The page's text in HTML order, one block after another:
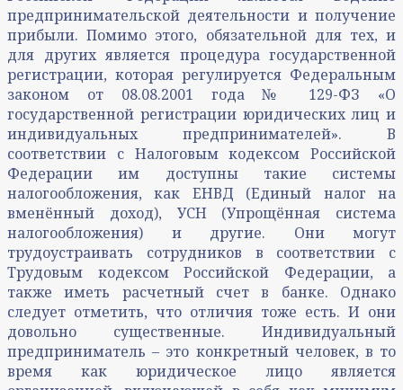
предпринимательской деятельности и получение
прибыли. Помимо этого, обязательной для тех, и
для других является процедура государственной
регистрации, которая регулируется Федеральным
законом от 08.08.2001 года № 129-ФЗ «О
государственной регистрации юридических лиц и
индивидуальных предпринимателей». В
соответствии с Налоговым кодексом Российской
Федерации им доступны такие системы
налогообложения, как ЕНВД (Единый налог на
вменённый доход), УСН (Упрощённая система
налогообложения) и другие. Они могут
трудоустраивать сотрудников в соответствии с
Трудовым кодексом Российской Федерации, а
также иметь расчетный счет в банке. Однако
следует отметить, что отличия тоже есть. И они
довольно существенные. Индивидуальный
предприниматель – это конкретный человек, в то
время как юридическое лицо является